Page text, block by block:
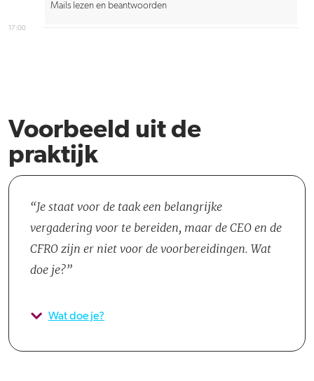
17:00
Mails lezen en beantwoorden
Voorbeeld uit de
praktijk
Je staat voor de taak een belangrijke
vergadering voor te bereiden, maar de CEO en de
CFRO zijn er niet voor de voorbereidingen. Wat
doe je?
Wat doe je?